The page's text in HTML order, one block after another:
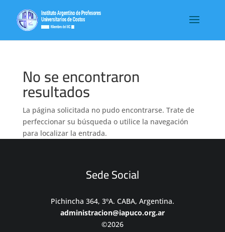
No se encontraron
resultados
La página solicitada no pudo encontrarse. Trate de
perfeccionar su búsqueda o utilice la navegación
para localizar la entrada.
Sede Social
Pichincha 364, 3ºA. CABA, Argentina.
administracion@iapuco.org.ar
©2026